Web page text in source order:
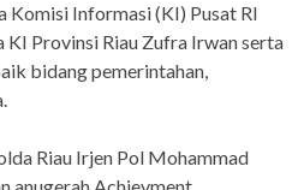
Komisi Informasi (KI) Pusat RI
Provinsi Riau Zufra Irwan serta
bidang pemerintahan,
Riau Irjen Pol Mohammad